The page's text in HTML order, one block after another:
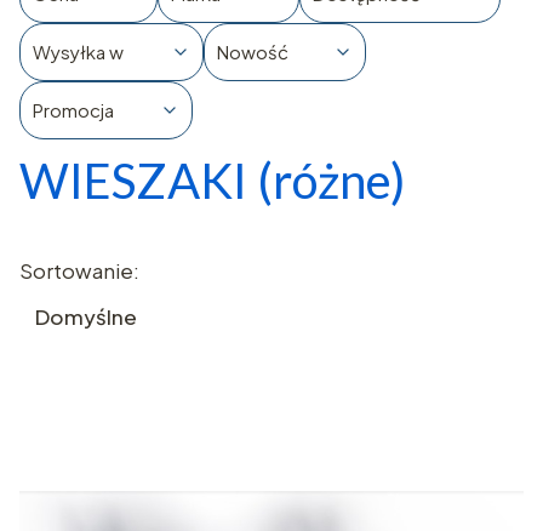
Wysyłka w Nowość
Promocja
Koniec filtrów
WIESZAKI (różne)
Lista produktów
Sortowanie:
Domyślne